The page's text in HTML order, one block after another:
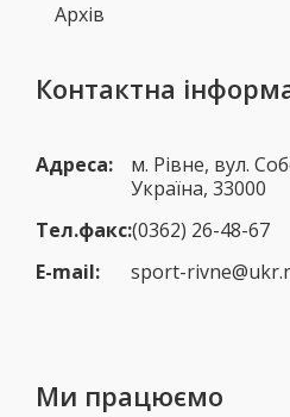
Архів
Контактна
Адреса:
м. Рівне, вул.
Україна, 33000
Тел.факс:(0362) 26-48-67
E-mail:
sport-
Ми працюємо